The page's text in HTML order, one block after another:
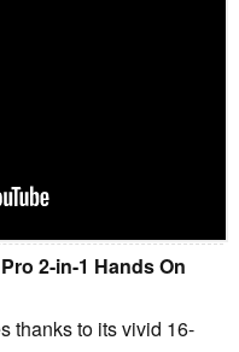
2-in-1 Hands On
thanks to its vivid 16-